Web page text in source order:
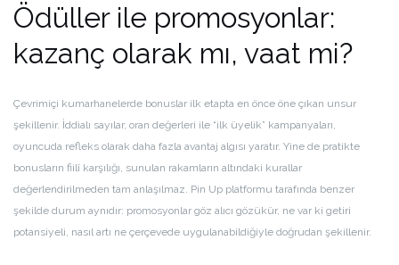
Ödüller ile promosyonlar:
kazanç olarak mı, vaat mi?
Çevrimiçi kumarhanelerde bonuslar ilk etapta en önce öne çıkan unsur
şekillenir. İddialı sayılar, oran değerleri ile “ilk üyelik” kampanyaları,
oyuncuda refleks olarak daha fazla avantaj algısı yaratır. Yine de pratikte
bonusların fiilî karşılığı, sunulan rakamların altındaki kurallar
değerlendirilmeden tam anlaşılmaz. Pin Up platformu tarafında benzer
şekilde durum aynıdır: promosyonlar göz alıcı gözükür, ne var ki getiri
potansiyeli, nasıl artı ne çerçevede uygulanabildiğiyle doğrudan şekillenir.